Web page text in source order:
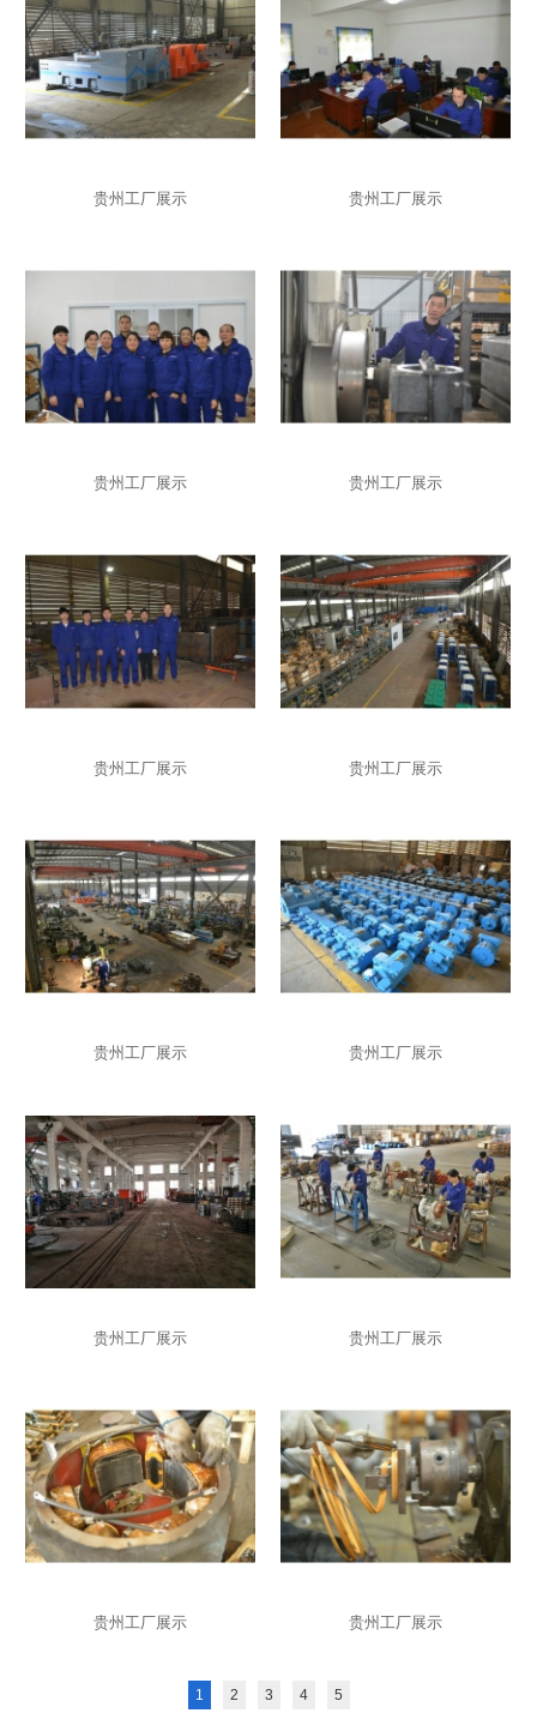
贵州工厂展示 贵州工厂展示
贵州工厂展示 贵州工厂展示
贵州工厂展示 贵州工厂展示
贵州工厂展示 贵州工厂展示
贵州工厂展示 贵州工厂展示
贵州工厂展示 贵州工厂展示
1 2 3 4 5